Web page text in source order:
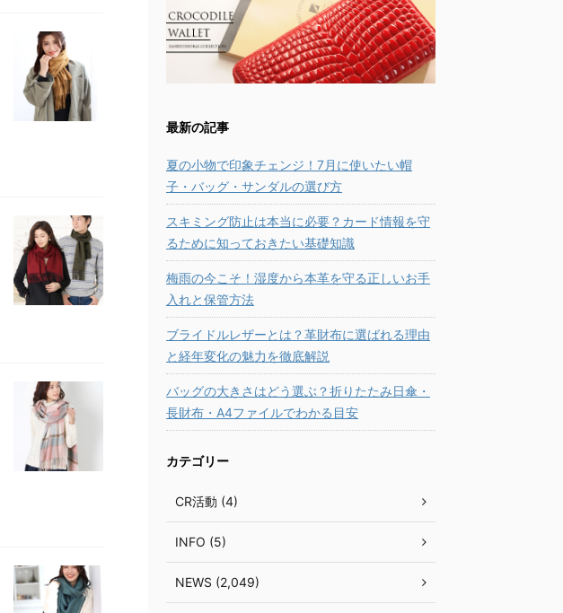
最新の記事
夏の小物で印象チェンジ！7月に使いたい帽
子・バッグ・サンダルの選び方
スキミング防止は本当に必要？カード情報を守
るために知っておきたい基礎知識
梅雨の今こそ！湿度から本革を守る正しいお手
入れと保管方法
ブライドルレザーとは？革財布に選ばれる理由
と経年変化の魅力を徹底解説
バッグの大きさはどう選ぶ？折りたたみ日傘・
長財布・A4ファイルでわかる目安
カテゴリー
CR活動 (4)
INFO (5)
NEWS (2,049)